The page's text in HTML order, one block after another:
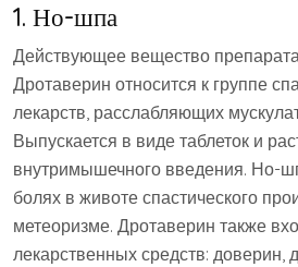
1. Но-шпа
Действующее вещество
Дротаверин относится к группе
лекарств, расслабляющих
Выпускается в виде таблеток и
внутримышечного введения. Но-
болях в животе спастического
метеоризме. Дротаверин также
лекарственных средств: доверин,